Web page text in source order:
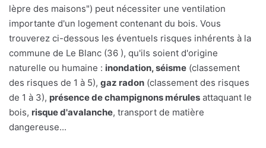
lèpre des maisons") peut nécessiter une ventilation
importante d'un logement contenant du bois. Vous
trouverez ci-dessous les éventuels risques inhérents à la
commune de Le Blanc (36 ), qu'ils soient d'origine
naturelle ou humaine : inondation, séisme (classement
des risques de 1 à 5), gaz radon (classement des risques
de 1 à 3), présence de champignons mérules attaquant le
bois, risque d'avalanche, transport de matière
dangereuse...